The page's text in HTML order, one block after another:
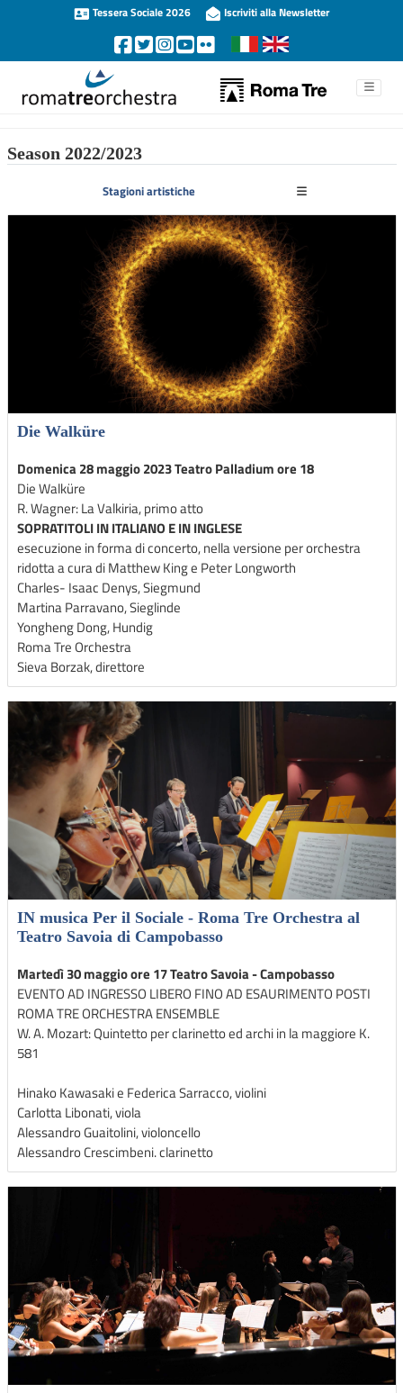
Tessera Sociale 2026 Iscriviti alla Newsletter
Season 2022/2023
Stagioni artistiche
Die Walküre
Domenica 28 maggio 2023 Teatro Palladium ore 18
Die Walküre
R. Wagner: La Valkiria, primo atto
SOPRATITOLI IN ITALIANO E IN INGLESE
esecuzione in forma di concerto, nella versione per orchestra
ridotta a cura di Matthew King e Peter Longworth
Charles- Isaac Denys, Siegmund
Martina Parravano, Sieglinde
Yongheng Dong, Hundig
Roma Tre Orchestra
Sieva Borzak, direttore
IN musica Per il Sociale - Roma Tre Orchestra al
Teatro Savoia di Campobasso
Martedì 30 maggio ore 17 Teatro Savoia - Campobasso
EVENTO AD INGRESSO LIBERO FINO AD ESAURIMENTO POSTI
ROMA TRE ORCHESTRA ENSEMBLE
W. A. Mozart: Quintetto per clarinetto ed archi in la maggiore K.
581
Hinako Kawasaki e Federica Sarracco, violini
Carlotta Libonati, viola
Alessandro Guaitolini, violoncello
Alessandro Crescimbeni. clarinetto